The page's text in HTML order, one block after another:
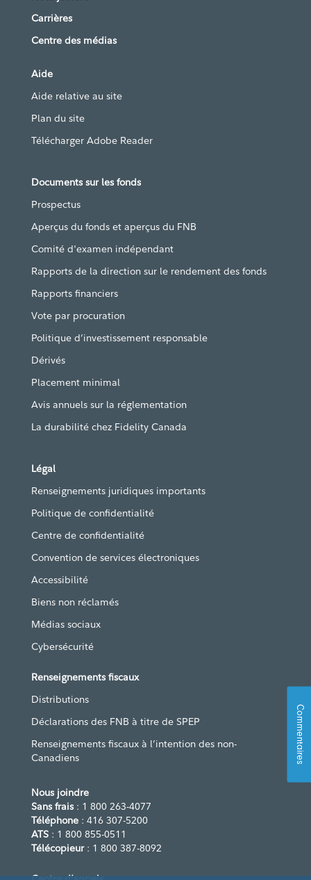
Carrières
Centre des médias
Aide
Aide relative au site
Plan du site
Télécharger Adobe Reader
Documents sur les fonds
Prospectus
Aperçus du fonds et aperçus du FNB
Comité d'examen indépendant
Rapports de la direction sur le rendement des fonds
Rapports financiers
Vote par procuration
Politique d’investissement responsable
Dérivés
Placement minimal
Avis annuels sur la réglementation
La durabilité chez Fidelity Canada
Légal
Renseignements juridiques importants
Politique de confidentialité
Centre de confidentialité
Convention de services électroniques
Accessibilité
Biens non réclamés
Médias sociaux
Cybersécurité
Renseignements fiscaux
Distributions
Déclarations des FNB à titre de SPEP
Renseignements fiscaux à l’intention des non-
Canadiens
Nous joindre
Sans frais: 1 800 263-4077
Téléphone : 416 307-5200
ATS : 1 800 855-0511
Télécopieur: 1 800 387-8092
Commentaires